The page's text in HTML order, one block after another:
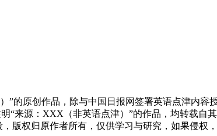
的原创作品，除与中国日报网签署英语点津内容
“来源：XXX（非英语点津）”的作品，均转载自
权归原作者所有，仅供学习与研究，如果侵权